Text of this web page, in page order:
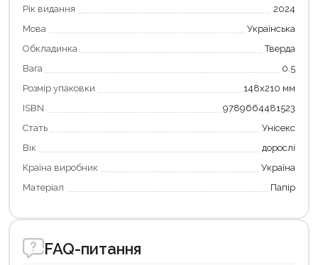
Рік видання
2024
Мова
Українська
Обкладинка
Тверда
Вага
0.5
Розмір упаковки
148x210 мм
ISBN
9789664481523
Стать
Унісекс
Вік
дорослі
Країна виробник
Україна
Матеріал
Папір
FAQ-питання